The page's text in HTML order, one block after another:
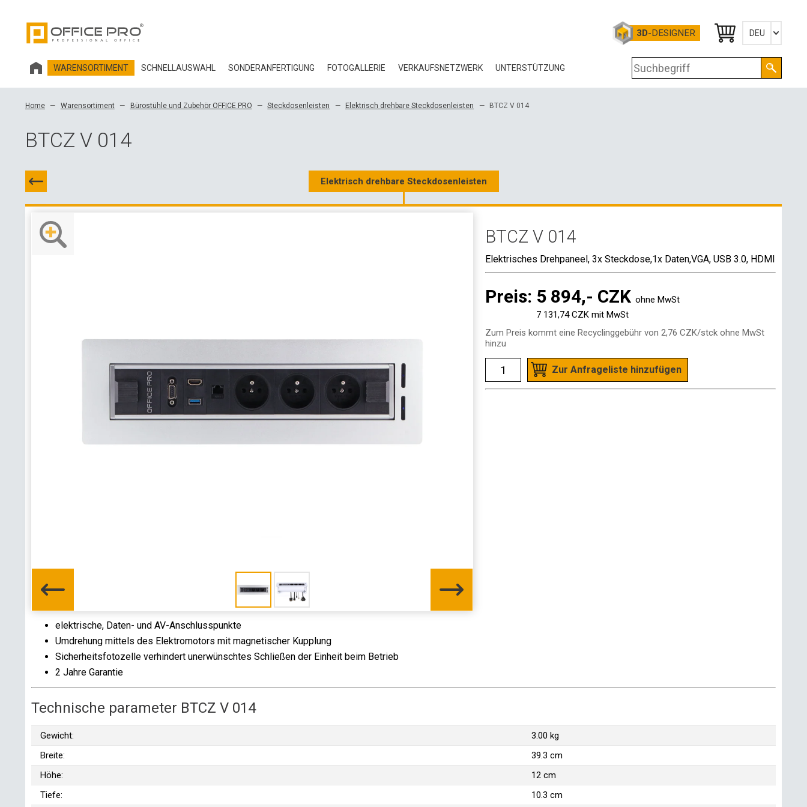
3D-DESIGNER DEU
English
WARENSORTIMENT SCHNELLAUSWAHL SONDERANFERTIGUNG FOTOGALLERIE VERKAUFSNETZWERK UNTERSTÜTZUNG
BLOG
3D-DATEN
GROSSHANDELSKONTAKTE
Home Warensortiment Bürostühle und Zubehör OFFICE PRO Steckdosenleisten Elektrisch drehbare Steckdosenleisten BTCZ V 014
BTCZ V 014
Elektrisch drehbare Steckdosenleisten
BTCZ V 014
Elektrisches Drehpaneel, 3x Steckdose,1x Daten,VGA, USB 3.0, HDMI
Preis: 5 894,- CZK ohne MwSt
7 131,74 CZK mit MwSt
Zum Preis kommt eine Recyclinggebühr von 2,76 CZK/stck ohne MwSt
hinzu
Zur Anfrageliste hinzufügen
elektrische, Daten- und AV-Anschlusspunkte
Umdrehung mittels des Elektromotors mit magnetischer Kupplung
Sicherheitsfotozelle verhindert unerwünschtes Schließen der Einheit beim Betrieb
2 Jahre Garantie
Technische parameter BTCZ V 014
Gewicht:
3.00 kg
Breite:
39.3 cm
Höhe:
12 cm
Tiefe:
10.3 cm